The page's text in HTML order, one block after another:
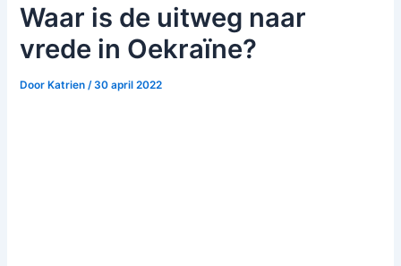
Waar is de uitweg naar
vrede in Oekraïne?
Door Katrien/30 april 2022